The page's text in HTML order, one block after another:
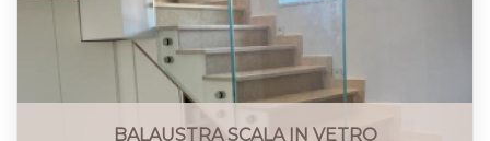
BALAUSTRA SCALA IN VETRO